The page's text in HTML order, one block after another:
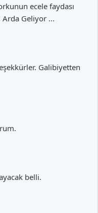
ecele faydası
Geliyor ...
Galibiyetten
belli.